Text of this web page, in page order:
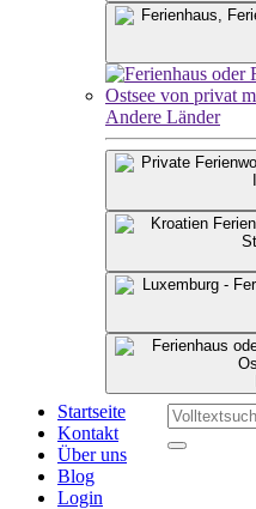
Andere Länder
Startseite
Kontakt
Über uns
Blog
Login